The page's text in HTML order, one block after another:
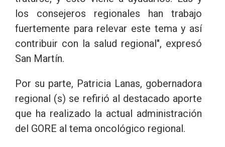
los consejeros regionales han trabajo
fuertemente para relevar este tema y así
contribuir con la salud regional", expresó
San Martín.
Por su parte, Patricia Lanas, gobernadora
regional (s) se refirió al destacado aporte
que ha realizado la actual administración
del GORE al tema oncológico regional.